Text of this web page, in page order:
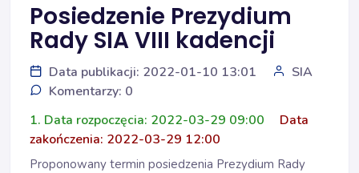
Posiedzenie Prezydium
Rady SIA VIII kadencji
Data publikacji: 2022-01-10 13:01
SIA
Komentarzy: 0
1. Data rozpoczęcia: 2022-03-29 09:00
Data
zakończenia: 2022-03-29 12:00
Proponowany termin posiedzenia Prezydium Rady